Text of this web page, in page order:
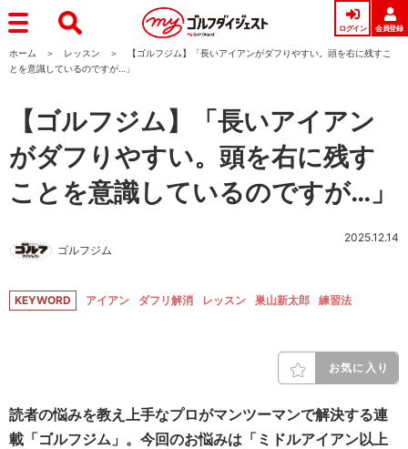
ログイン 会員登録
ホーム レッスン
【ゴルフジム】「長いアイアンがダフりやすい。頭を右に残すこ
とを意識しているのですが…」
【ゴルフジム】「長いアイアン
がダフりやすい。頭を右に残す
ことを意識しているのですが…」
ゴルフジム
2025.12.14
KEYWORD アイアン ダフリ解消 レッスン 巣山新太郎 練習法
お気に入り
読者の悩みを教え上手なプロがマンツーマンで解決する連
載「ゴルフジム」。今回のお悩みは「ミドルアイアン以上